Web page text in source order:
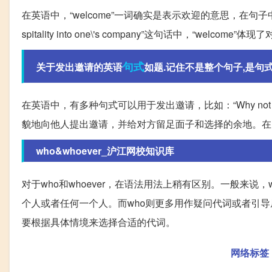
在英语中，“welcome”一词确实是表示欢迎的意思，在句
spitality into one\'s company”这句话中，“welcome”体现
关于发出邀请的英语句式如题.记住不是整个句子,是句
在英语中，有多种句式可以用于发出邀请，比如：“Why
貌地向他人提出邀请，并给对方留足面子和选择的余地。
who&whoever_沪江网校知识库
对于who和whoever，在语法用法上稍有区别。一般来说
个人或者任何一个人。而who则更多用作疑问代词或者引
要根据具体情境来选择合适的代词。
网络标签